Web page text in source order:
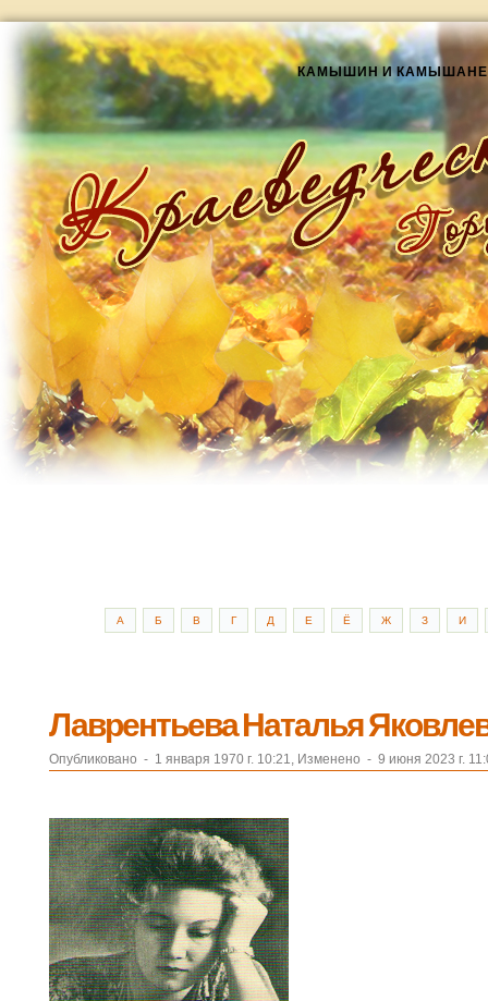
КАМЫШИН И КАМЫШАНЕ
А Б В Г Д Е Ё Ж З И
Лаврентьева Наталья
Опубликовано - 1 января 1970 г. 10:21, Изменено - 9 июня 2023 г.